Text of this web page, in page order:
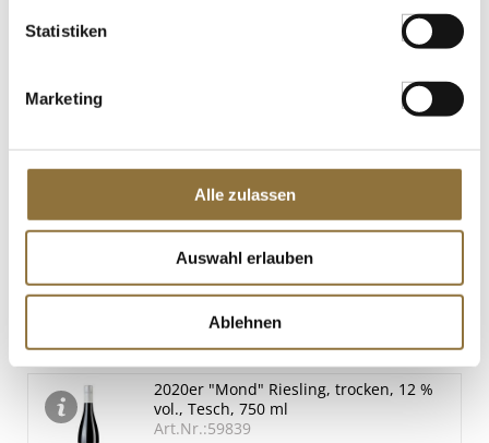
Statistiken
Marketing
Alle zulassen
Auswahl erlauben
Ablehnen
LEBENSMITTELKENNZEICHNUNGEN
2023er Kalk und Kiesel, trocken, 11,5 %
€ 24,40/ Liter
2020er "Mond" Riesling, trocken, 12 %
vol., Tesch, 750 ml
Art.Nr.:59839